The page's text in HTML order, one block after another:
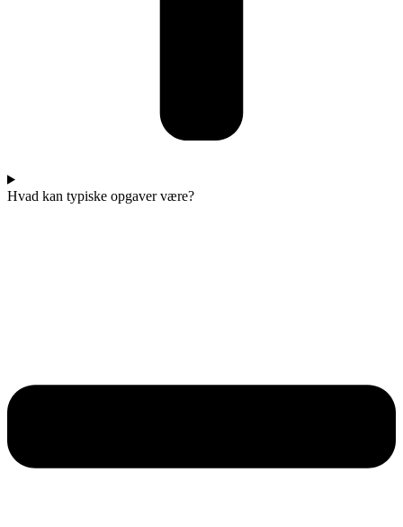
Hvad kan typiske opgaver være?